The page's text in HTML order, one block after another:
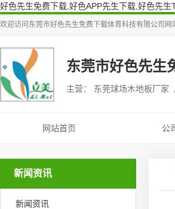
好色先生免费下载,好色APP先生下载,好色先
欢迎访问 东莞市好色先生免费下载体育科技有限公司 网
东莞市好色先生
主营： 东莞球场木地板厂
网站首页 公
新闻资讯
新闻资讯